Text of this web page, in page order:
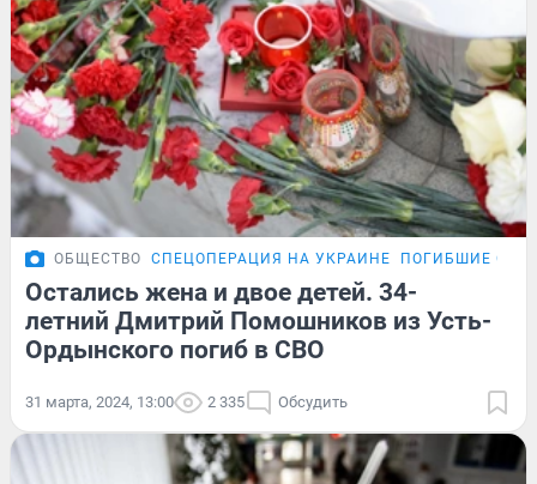
ОБЩЕСТВО СПЕЦОПЕРАЦИЯ НА УКРАИНЕ ПОГИБШИЕ
Остались жена и двое детей. 34-
летний Дмитрий Помошников из Усть-
Ордынского погиб в СВО
31 марта, 2024, 13:00 2 335 Обсудить